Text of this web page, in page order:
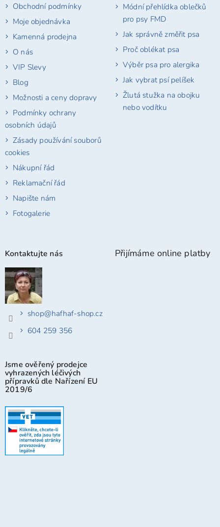
Obchodní podmínky
Moje objednávka
Kamenná prodejna
O nás
VIP Slevy
Blog
Možnosti a ceny dopravy
Podmínky ochrany
osobních údajů
Zásady používání souborů
cookies
Nákupní řád
Reklamační řád
Napište nám
Fotogalerie
Módní přehlídka oblečků
pro psy FMD
Jak správně změřit psa
Proč oblékat psa
Výběr psa pro alergika
Jak vybrat psí pelíšek
Žlutá stužka na obojku
nebo vodítku
Kontaktujte nás
shop@hafhaf-shop.cz
604 259 356
Jsme ověřený prodejce
vyhrazených léčivých
přípravků dle Nařízení EU
2019/6
Přijímáme online platby